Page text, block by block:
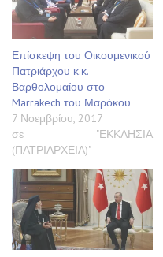
Επίσκεψη του Οικουμενικού
Πατριάρχου κ.κ.
Βαρθολομαίου στο
Marrakech του Μαρόκου
7 Νοεμβρίου, 2017
σε "ΕΚΚΛΗΣΙΑ
(ΠΑΤΡΙΑΡΧΕΙΑ)"